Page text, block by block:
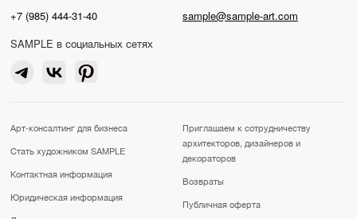
+7 (985) 444-31-40
sample@sample-art.com
SAMPLE в социальных сетях
Арт-консалтинг для бизнеса
Стать художником SAMPLE
Контактная информация
Юридическая информация
Приглашаем к сотрудничеству
архитекторов, дизайнеров и
декораторов
Возвраты
Публичная оферта